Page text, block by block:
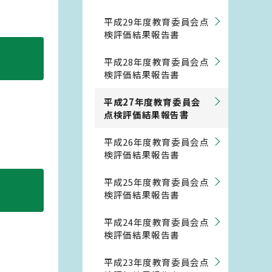
平成29年度教育委員会点
検評価結果報告書
平成28年度教育委員会点
検評価結果報告書
平成27年度教育委員会
点検評価結果報告書
平成26年度教育委員会点
検評価結果報告書
平成25年度教育委員会点
検評価結果報告書
平成24年度教育委員会点
検評価結果報告書
平成23年度教育委員会点